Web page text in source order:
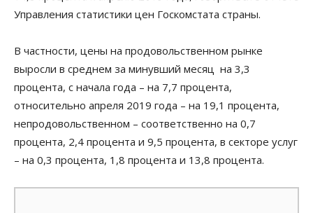
Управления статистики цен Госкомстата страны.
В частности, цены на продовольственном рынке
выросли в среднем за минувший месяц на 3,3
процента, с начала года – на 7,7 процента,
относительно апреля 2019 года – на 19,1 процента,
непродовольственном – соответственно на 0,7
процента, 2,4 процента и 9,5 процента, в секторе услуг
– на 0,3 процента, 1,8 процента и 13,8 процента.